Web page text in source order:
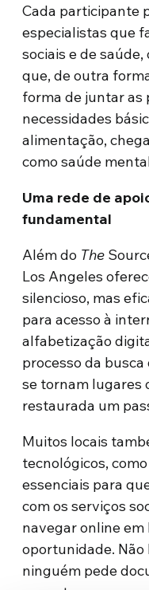
Cada participante
especialistas que
sociais e de
que, de outra
forma de juntar as
necessidades
alimentação,
como saúde
Uma rede de
fundamental
Além do The
Los Angeles
silencioso, mas
para acesso à
alfabetização
processo da
se tornam lugares
restaurada um
Muitos locais
tecnológicos,
essenciais para
com os serviços
navegar online em
oportunidade. Não
ninguém pede